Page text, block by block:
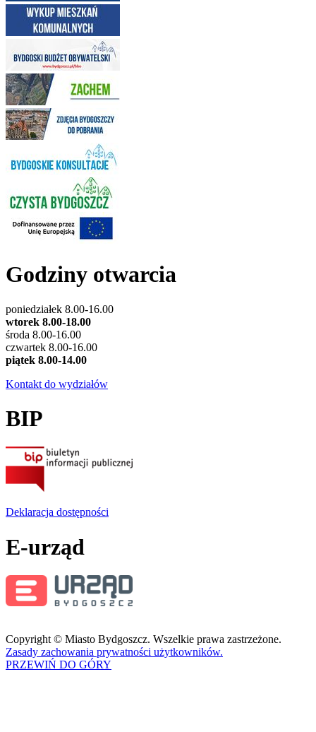
Godziny otwarcia
poniedziałek 8.00-16.00
wtorek 8.00-18.00
środa 8.00-16.00
czwartek 8.00-16.00
piątek 8.00-14.00
Kontakt do wydziałów
BIP
Deklaracja dostępności
E-urząd
Copyright © Miasto Bydgoszcz. Wszelkie prawa zastrzeżone.
Zasady zachowania prywatności użytkowników.
PRZEWIŃ DO GÓRY